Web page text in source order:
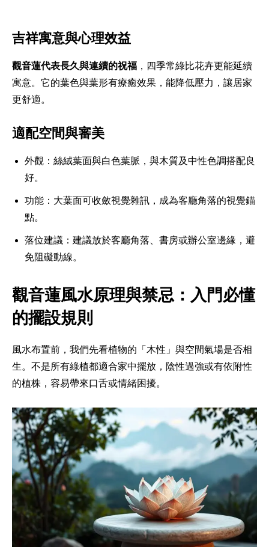
吉祥寓意與心理效益
觀音蓮代表長久與連續的祝福 ，四季常綠比花卉更能延續
寓意。它的葉色與葉形有療癒效果，能降低壓力，讓居家
更舒適。
適配空間與審美
外觀：絲絨葉面與白色葉脈，與木質及中性色調搭配良
好。
功能：大葉面可收斂視覺雜訊，成為客廳角落的視覺錨
點。
落位建議：建議放於客廳角落、書房或辦公室邊緣，避
免阻礙動線。
觀音蓮風水原理與禁忌：入門必懂
的擺設規則
風水布置前，我們先看植物的「木性」與空間氣場是否相
生。不是所有綠植都適合家中擺放，陰性過強或有依附性
的植株，容易帶來口舌或情緒困擾。